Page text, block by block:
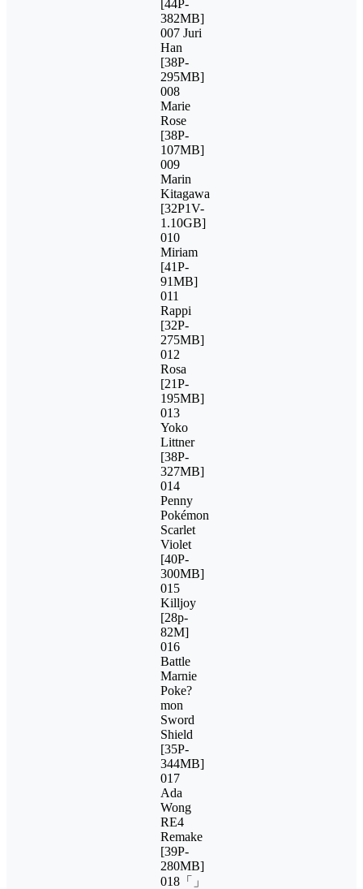
[44P-
382MB]
007 Juri
Han
[38P-
295MB]
008
Marie
Rose
[38P-
107MB]
009
Marin
Kitagawa
[32P1V-
1.10GB]
010
Miriam
[41P-
91MB]
011
Rappi
[32P-
275MB]
012
Rosa
[21P-
195MB]
013
Yoko
Littner
[38P-
327MB]
014
Penny
Pokémon
Scarlet
Violet
[40P-
300MB]
015
Killjoy
[28p-
82M]
016
Battle
Marnie
Poke?
mon
Sword
Shield
[35P-
344MB]
017
Ada
Wong
RE4
Remake
[39P-
280MB]
018「」